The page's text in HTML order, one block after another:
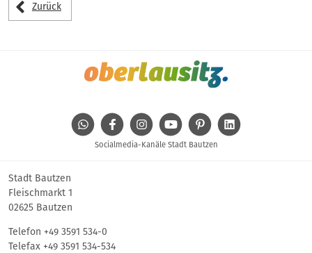
Zurück
WhatsAppFacebookInstagramYoutube Pinterest
Socialmedia-Kanäle Stadt Bautzen
Stadt Bautzen
Fleischmarkt 1
02625 Bautzen
Telefon +49 3591 534-0
Telefax +49 3591 534-534